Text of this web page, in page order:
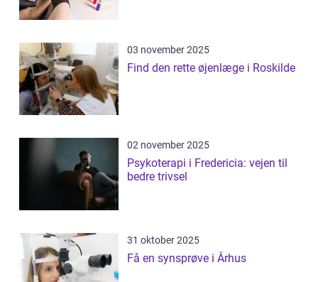
03 november 2025
Find den rette øjenlæge i Roskilde
02 november 2025
Psykoterapi i Fredericia: vejen til
bedre trivsel
31 oktober 2025
Få en synsprøve i Århus